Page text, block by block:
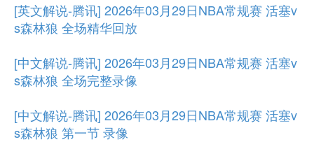
[英文解说-腾讯] 2026年03月29日NBA常规赛 活塞v
s森林狼 全场精华回放
[中文解说-腾讯] 2026年03月29日NBA常规赛 活塞v
s森林狼 全场完整录像
[中文解说-腾讯] 2026年03月29日NBA常规赛 活塞v
s森林狼 第一节 录像